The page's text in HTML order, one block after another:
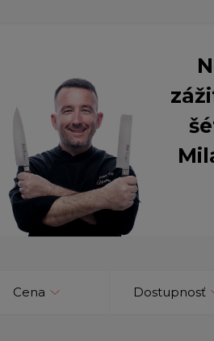
Cena Dostupnosť